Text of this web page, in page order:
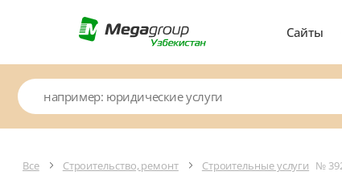
Сайты
Все Строительство, ремонт Строительные услуги №